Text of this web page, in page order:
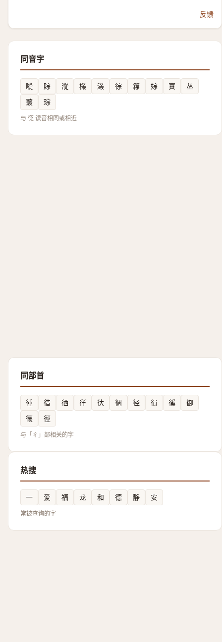
反馈
同音字
㗰 賩 漎 欉 灇 徖 䉘 婃 賨
丛
䕺
琮
与 徔 读音相同或相近
同部首
㣫 徣 徆 徉 㣕 徟 径 㣬 徯
御
忀
徑
与「彳」部相关的字
热搜
一 爱 福 龙 和 德 静 安
常被查询的字